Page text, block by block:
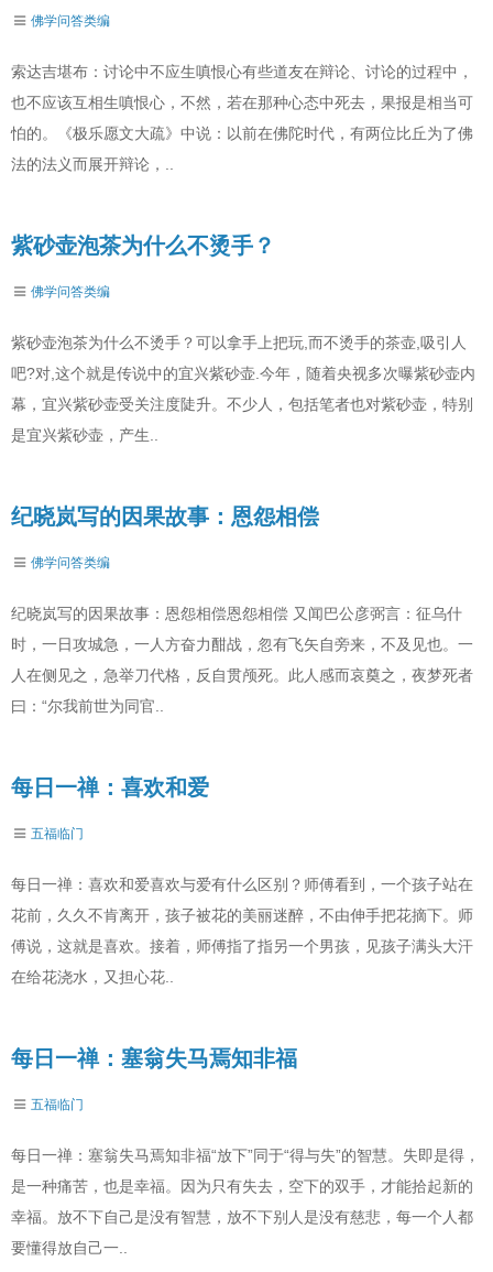
佛学问答类编
索达吉堪布：讨论中不应生嗔恨心有些道友在辩论、讨论的过程中，
也不应该互相生嗔恨心，不然，若在那种心态中死去，果报是相当可
怕的。《极乐愿文大疏》中说：以前在佛陀时代，有两位比丘为了佛
法的法义而展开辩论，..
紫砂壶泡茶为什么不烫手？
佛学问答类编
紫砂壶泡茶为什么不烫手？可以拿手上把玩,而不烫手的茶壶,吸引人
吧?对,这个就是传说中的宜兴紫砂壶.今年，随着央视多次曝紫砂壶内
幕，宜兴紫砂壶受关注度陡升。不少人，包括笔者也对紫砂壶，特别
是宜兴紫砂壶，产生..
纪晓岚写的因果故事：恩怨相偿
佛学问答类编
纪晓岚写的因果故事：恩怨相偿恩怨相偿 又闻巴公彦弼言：征乌什
时，一日攻城急，一人方奋力酣战，忽有飞矢自旁来，不及见也。一
人在侧见之，急举刀代格，反自贯颅死。此人感而哀奠之，夜梦死者
曰：“尔我前世为同官..
每日一禅：喜欢和爱
五福临门
每日一禅：喜欢和爱喜欢与爱有什么区别？师傅看到，一个孩子站在
花前，久久不肯离开，孩子被花的美丽迷醉，不由伸手把花摘下。师
傅说，这就是喜欢。接着，师傅指了指另一个男孩，见孩子满头大汗
在给花浇水，又担心花..
每日一禅：塞翁失马焉知非福
五福临门
每日一禅：塞翁失马焉知非福“放下”同于“得与失”的智慧。失即是得，
是一种痛苦，也是幸福。因为只有失去，空下的双手，才能拾起新的
幸福。放不下自己是没有智慧，放不下别人是没有慈悲，每一个人都
要懂得放自己一..